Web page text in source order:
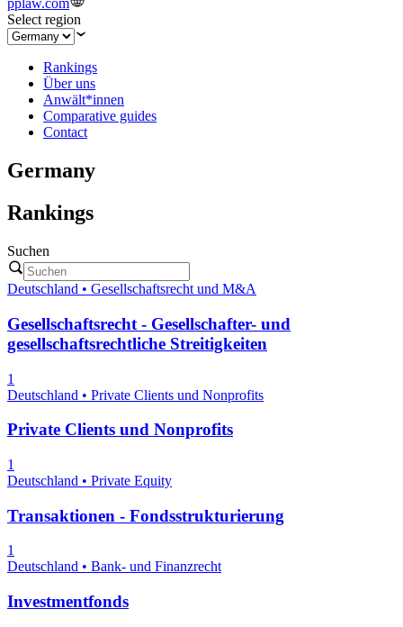
pplaw.com
Select region
Rankings
Über uns
Anwält*innen
Comparative guides
Contact
Germany
Rankings
Suchen
Deutschland • Gesellschaftsrecht und M&A
Gesellschaftsrecht - Gesellschafter- und
gesellschaftsrechtliche Streitigkeiten
1
Deutschland • Private Clients und Nonprofits
Private Clients und Nonprofits
1
Deutschland • Private Equity
Transaktionen - Fondsstrukturierung
1
Deutschland • Bank- und Finanzrecht
Investmentfonds